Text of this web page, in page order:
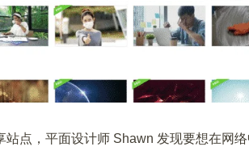
点，平面设计师 Shawn 发现要想在网